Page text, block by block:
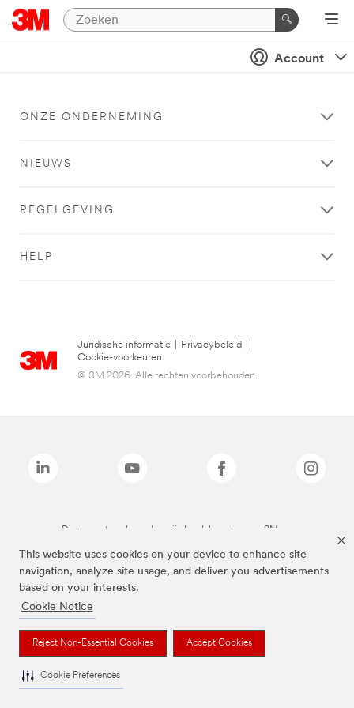
This website uses cookies on your device to enhance site
navigation, analyze site usage, and deliver you advertisements
based on your interests.
Cookie Notice
Reject Non-Essential Cookies Accept Cookies
Cookie Preferences
Account
ONZE ONDERNEMING
NIEUWS
REGELGEVING
HELP
Juridische informatie Privacybeleid
Cookie-voorkeuren
© 3M 2026. Alle rechten voorbehouden.
De bovenstaande merken zijn handelsmerken van 3M.we